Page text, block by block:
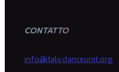
CONTATTO
info@italy.danceunit.org